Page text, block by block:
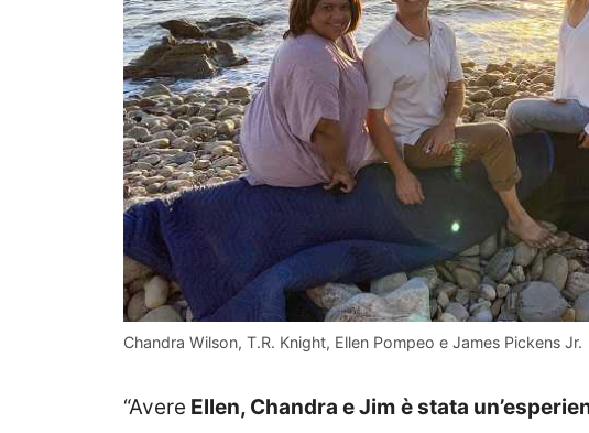
Chandra Wilson, T.R. Knight, Ellen Pompeo e James Pickens Jr.
“Avere Ellen, Chandra e Jim è stata